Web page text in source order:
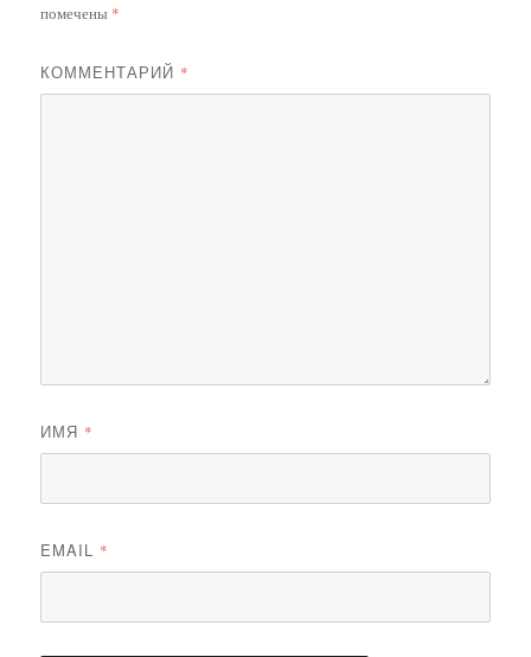
помечены *
КОММЕНТАРИЙ *
ИМЯ *
EMAIL *